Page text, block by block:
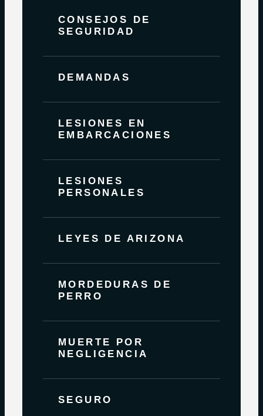
CONSEJOS DE
SEGURIDAD
DEMANDAS
LESIONES EN
EMBARCACIONES
LESIONES
PERSONALES
LEYES DE ARIZONA
MORDEDURAS DE
PERRO
MUERTE POR
NEGLIGENCIA
SEGURO